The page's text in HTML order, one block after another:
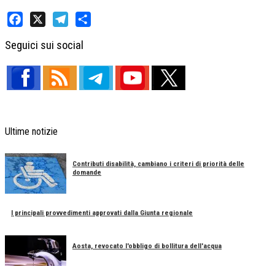
Seguici sui social
Ultime notizie
Contributi disabilità, cambiano i criteri di priorità delle
domande
I principali provvedimenti approvati dalla Giunta regionale
Aosta, revocato l'obbligo di bollitura dell'acqua